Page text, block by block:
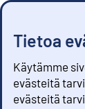
Tietoa
Käytämme
evästeitä
evästeitä